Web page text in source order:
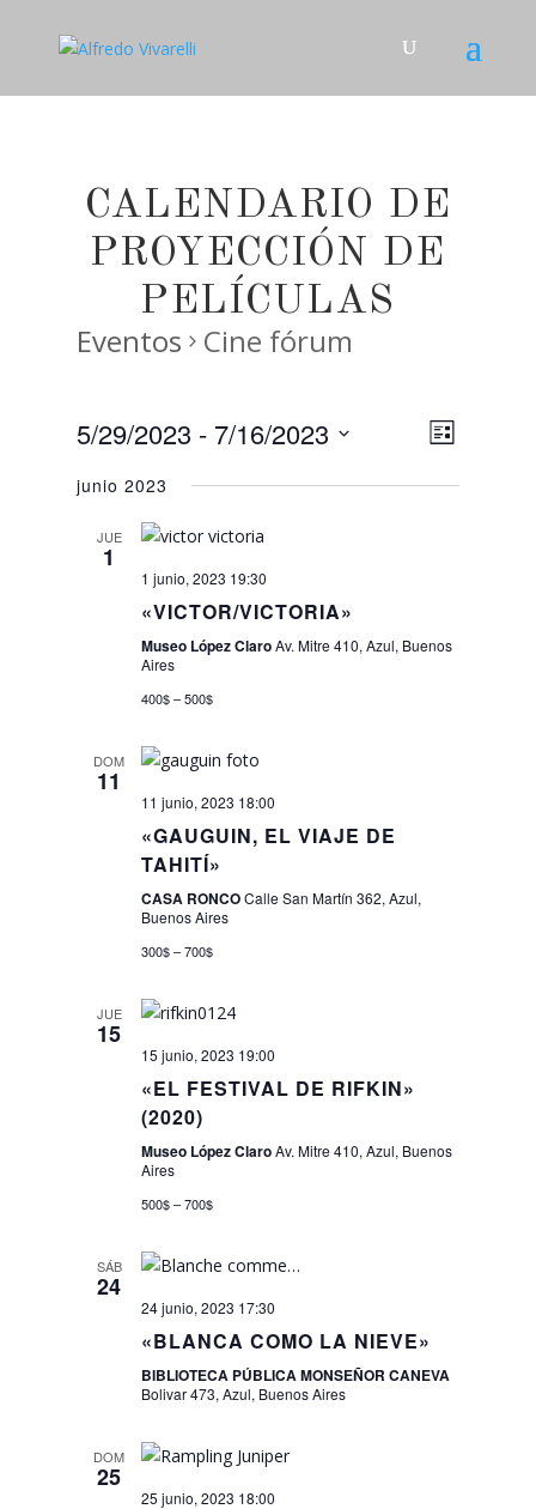
CALENDARIO DE
PROYECCIÓN DE
PELÍCULAS
Eventos Cine fórum
Lista
5/29/2023 - 7/16/2023
fecha.
junio 2023
JUE
1
1 junio, 2023 19:30
«VICTOR/VICTORIA»
Museo López ClaroAv. Mitre 410, Azul, Buenos
Aires
400$ – 500$
DOM
11
11 junio, 2023 18:00
«GAUGUIN, EL VIAJE DE
TAHITÍ»
CASA RONCOCalle San Martín 362, Azul,
Buenos Aires
300$ – 700$
JUE
15
15 junio, 2023 19:00
«EL FESTIVAL DE RIFKIN»
(2020)
Museo López ClaroAv. Mitre 410, Azul, Buenos
Aires
500$ – 700$
SÁB
24
24 junio, 2023 17:30
«BLANCA COMO LA NIEVE»
BIBLIOTECA PÚBLICA MONSEÑOR CANEVA
Bolivar 473, Azul, Buenos Aires
DOM
25
25 junio, 2023 18:00